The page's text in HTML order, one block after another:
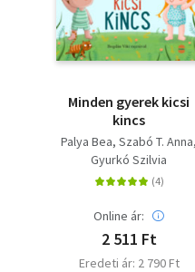
Minden gyerek kicsi
kincs
Palya Bea Szabó T. Anna
Gyurkó Szilvia
Online ár:
2 511 Ft
Eredeti ár: 2 790 Ft